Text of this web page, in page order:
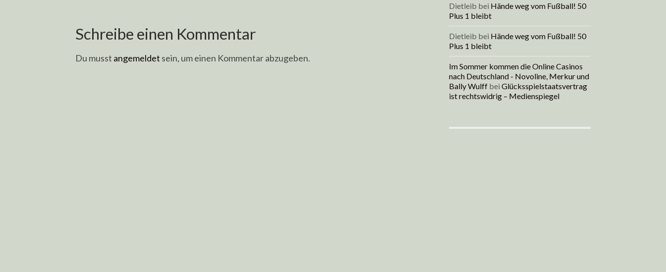
Schreibe einen Kommentar
Du musst angemeldet sein, um einen Kommentar abzugeben.
Dietleib bei Hände weg vom Fußball! 50
Plus 1 bleibt
Dietleib bei Hände weg vom Fußball! 50
Plus 1 bleibt
Im Sommer kommen die Online Casinos
nach Deutschland - Novoline, Merkur und
Bally Wulff bei Glücksspielstaatsvertrag
ist rechtswidrig – Medienspiegel